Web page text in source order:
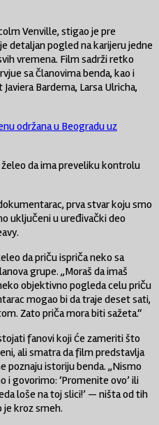
Venville, stigao je pre
detaljan pogled na karijeru jedne
vremena. Film sadrži retko
sa članovima benda, kao i
Javiera Bardema, Larsa Ulricha,
održana u Beogradu uz
da ima preveliku kontrolu
prva stvar koju smo
uključeni u uređivački deo
.
da priču ispriča neko sa
grupe. „Moraš da imaš
objektivno pogleda celu priču
mogao bi da traje deset sati,
Zato priča mora biti sažeta.“
fanovi koji će zameriti što
ali smatra da film predstavlja
poznaju istoriju benda. „Nismo
i govorimo: ‘Promenite ovo’ ili
loše na toj slici!’ — ništa od tih
je kroz smeh.